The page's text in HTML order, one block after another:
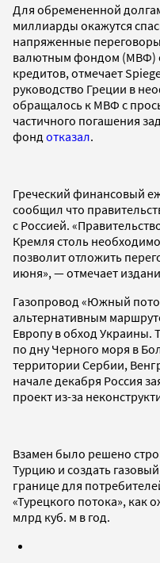
Для обремененной
миллиарды окажутся
напряженные
валютным фондом (МВФ)
кредитов, отмечает
руководство Греции в
обращалось к МВФ с
частичного погашения
фонд отказал.
Греческий финансовый
сообщил что
с Россией.
Кремля столь
позволит отложить
июня», — отмечает
Газопровод «Южный
альтернативным
Европу в обход Украины.
по дну Черного моря в
территории Сербии,
начале декабря Россия
проект из-за
Взамен было решено
Турцию и создать
границе для
«Турецкого потока», как
млрд куб. м в год.